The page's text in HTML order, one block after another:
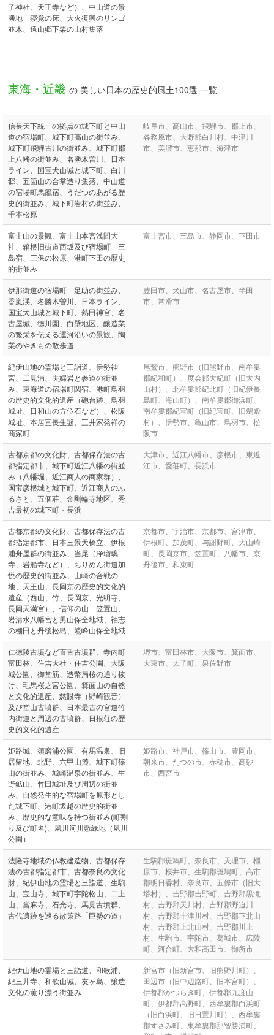
子神社、天正寺など）、中山道の景
勝地 寝覚の床、大火復興のリンゴ
並木、遠山郷下栗の山村集落
東海・近畿 の 美しい日本の歴史的風土100選 一覧
信長天下統一の拠点の城下町と中山
道の宿場町、城下町高山の街並み、
城下町飛騨古川の街並み、城下町郡
上八幡の街並み、名勝木曽川、日本
ライン、国宝犬山城と城下町、白川
郷、五箇山の合掌造り集落、中山道
の宿場町馬籠宿、うだつのあがる歴
史的街並み、城下町岩村の街並み、
千本松原
岐阜市、高山市、飛騨市、郡上市、
各務原市、大野郡白川村、中津川
市、美濃市、恵那市、海津市
富士山の景観、富士山本宮浅間大
社、箱根旧街道西坂及び宿場町 三
島宿、三保の松原、港町下田の歴史
的街並み
富士宮市、三島市、静岡市、下田市
伊那街道の宿場町 足助の街並み、
香嵐渓、名勝木曽川、日本ライン、
国宝犬山城と城下町、熱田神宮、名
古屋城、徳川園、白壁地区、醸造業
の繁栄を伝える運河沿いの景観、陶
業のやきもの散歩道
豊田市、犬山市、名古屋市、半田
市、常滑市
紀伊山地の霊場と三詣道、伊勢神
宮、二見浦、夫婦岩と参道の街並
み、東海道の宿場町関宿、港町鳥羽
の歴史的文化的遺産（砲台跡、鳥羽
城址、日和山の方位石など）、松阪
城址、本居宣長生誕、三井家発祥の
商家町
尾鷲市、熊野市（旧熊野市、南牟婁
郡紀和町）、度会郡大紀町（旧大内
山村）、北牟婁郡紀北町（旧紀伊長
島町、海山町）、南牟婁郡御浜町、
南牟婁郡紀宝町（旧紀宝町、旧鵜殿
村）、伊勢市、亀山市、鳥羽市、松
阪市
古都京都の文化財、古都保存法の古
都指定都市、城下町近江八幡の街並
み（八幡堀、近江商人の商家群）、
国宝彦根城と城下町、近江商人のふ
るさと、五個荘、金剛輪寺地区、秀
吉最初の城下町・長浜
大津市、近江八幡市、彦根市、東近
江市、愛荘町、長浜市
古都京都の文化財、古都保存法の古
都指定都市、日本三景天橋立、伊根
浦舟屋群の街並み、当尾（浄瑠璃
寺、岩船寺など）、ちりめん街道加
悦の歴史的街並み、山崎の合戦の
地、天王山、長岡京の歴史的文化的
遺産（西山、竹、長岡京、光明寺、
長岡天満宮）、信仰の山 笠置山、
岩清水八幡宮と男山保全地域、袖志
の棚田と丹後松島、鷲峰山保全地域
京都市、宇治市、京都市、宮津市、
伊根町、加茂町、与謝野町、大山崎
町、長岡京市、笠置町、八幡市、京
丹後市、和束町
仁徳陵古墳など百舌古墳群、寺内町
富田林、住吉大社・住吉公園、大阪
城公園、御堂筋、造幣局桜の通り抜
け、毛馬桜之宮公園、箕面山の自然
と文化的遺産、慈眼寺（野崎観音）
及び堂山古墳群、日本最古の宮道竹
内街道と周辺の古墳群、日根荘の歴
史的文化的遺産
堺市、富田林市、大阪市、箕面市、
大東市、太子町、泉佐野市
姫路城、須磨浦公園、有馬温泉、旧
居留地、北野、六甲山麓、城下町篠
山の街並み、城崎温泉の街並み、生
野鉱山、竹田城址及び周辺の街並
み、自然発生的な宿場町を原形とし
た城下町、港町坂越の歴史的街並
み、歴史的な意味を持つ街並み(町割
り及び町名)、夙川河川敷緑地（夙川
公園）
姫路市、神戸市、篠山市、豊岡市、
朝来市、たつの市、赤穂市、高砂
市、西宮市
法隆寺地域の仏教建造物、古都保存
法の古都指定都市、古都奈良の文化
財、紀伊山地の霊場と三詣道、生駒
山、宝山寺、城下町宇陀松山、二上
山、當麻寺、石光寺、馬見古墳群、
古代遺跡を巡る散策路「巨勢の道」
生駒郡斑鳩町、奈良市、天理市、橿
原市、桜井市、生駒郡斑鳩町、高市
郡明日香村、奈良市、五條市（旧大
塔村）、吉野郡吉野町、吉野郡黒滝
村、吉野郡天川村、吉野郡野迫川
村、吉野郡十津川村、吉野郡下北山
村、吉野郡上北山村、吉野郡川上
村、生駒市、宇陀市、葛城市、広陵
町、河合町、大和高田市、御所市
紀伊山地の霊場と三詣道、和歌浦、
紀三井寺、和歌山城、友ヶ島、醸造
文化の薫り漂う街並み
新宮市（旧新宮市、旧熊野川町）、
田辺市（旧中辺路町、旧本宮町）、
伊都郡かつらぎ町、伊都郡九度山
町、伊都郡高野町、西牟婁郡白浜町
（旧白浜町、旧日置川町）、西牟婁
郡すさみ町、東牟婁郡那智勝浦町、